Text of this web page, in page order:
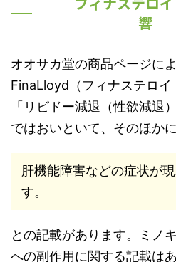
響
オオサカ堂の商品ページに
FinaLloyd（フィナステロイ
「リビドー減退（性欲減退
ではおいといて、そのほかに
肝機能障害などの症状が
す。
との記載があります。ミノ
への副作用に関する記載は